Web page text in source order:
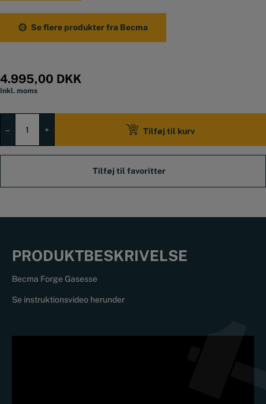
Vi leverer gasessen klar til brug med et manometer og en
med ureduceret tryk
, som er lige til at koble på en almindelig gul 11 kg
gasflaske
Består af 2 mm stål og 30 mm keramisk fiberisolering
Temperatur op til 1200 grader
Se flere produkter fra Becma
4.995,00 DKK
Inkl. moms
–
FORGE
(2
DØRE)
+ Tilføj til kurv
PRODUKTBESKRIVELSE
Becma Forge Gasesse
Se instruktionsvideo herunder